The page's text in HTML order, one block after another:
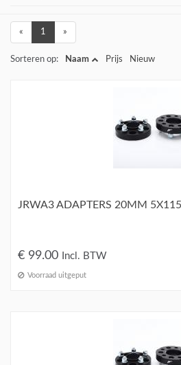
« 1 »
Sorteren op: Naam Prijs Nieuw
JRWA3 ADAPTERS 20MM
€ 99.00 Incl. BTW
Voorraad uitgeput